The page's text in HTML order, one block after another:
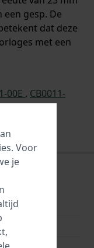
gesp. De
dat deze
met een
00E , CB0011-
11L,
. Voor
je